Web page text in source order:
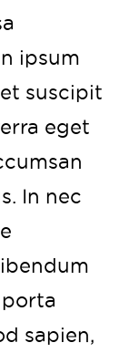
ipsum
suscipit
eget
In nec
sapien,